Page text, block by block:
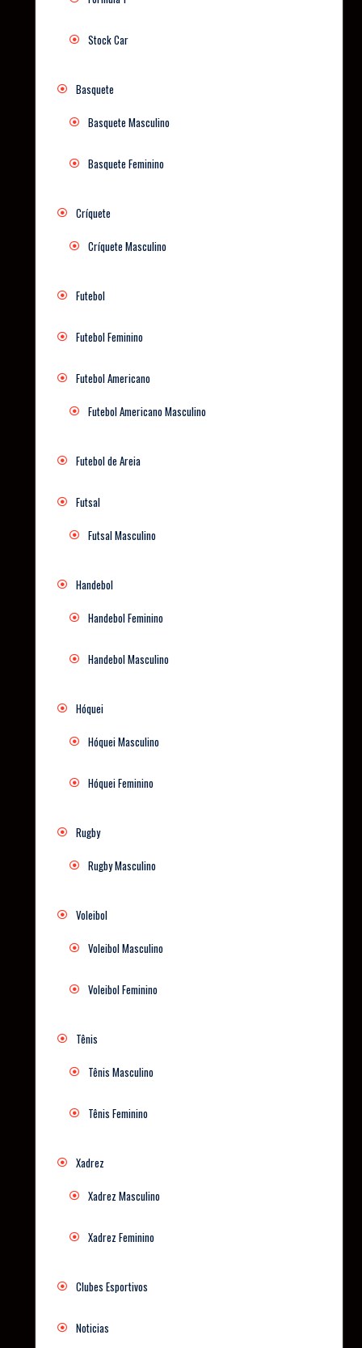
Stock Car
Basquete
Basquete Masculino
Basquete Feminino
Críquete
Críquete Masculino
Futebol
Futebol Feminino
Futebol Americano
Futebol Americano Masculino
Futebol de Areia
Futsal
Futsal Masculino
Handebol
Handebol Feminino
Handebol Masculino
Hóquei
Hóquei Masculino
Hóquei Feminino
Rugby
Rugby Masculino
Voleibol
Voleibol Masculino
Voleibol Feminino
Tênis
Tênis Masculino
Tênis Feminino
Xadrez
Xadrez Masculino
Xadrez Feminino
Clubes Esportivos
Noticias